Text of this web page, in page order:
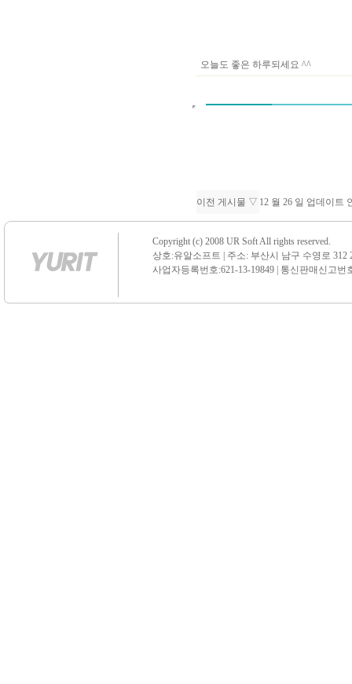
오늘도 좋은 하루되세요 ^^
이전 게시물 ▽ 12 월 26 일 업데이트
Copyright (c) 2008 UR Soft All rights reserved.
상호:유알소프트 | 주소: 부산시 남구 수영로 312
사업자등록번호:621-13-19849 | 통신판매신고번